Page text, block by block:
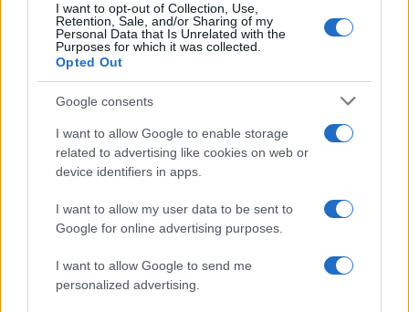
I want to opt-out of Collection, Use,
Retention, Sale, and/or Sharing of my
Personal Data that Is Unrelated with the
Purposes for which it was collected.
Opted Out
Google consents
I want to allow Google to enable storage
related to advertising like cookies on web or
device identifiers in apps.
I want to allow my user data to be sent to
Google for online advertising purposes.
I want to allow Google to send me
personalized advertising.
Continua a leggere